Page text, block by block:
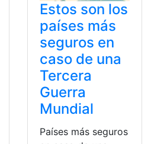
Estos son los
países más
seguros en
caso de una
Tercera
Guerra
Mundial
Países más seguros